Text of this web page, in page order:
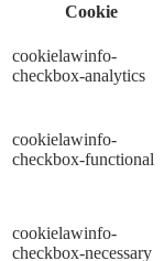
Cookie
cookielawinfo-
checkbox-analytics
cookielawinfo-
checkbox-functional
cookielawinfo-
checkbox-necessary